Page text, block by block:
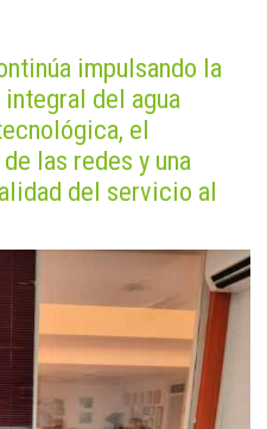
impulsando la
del agua
el
las redes y una
del servicio al